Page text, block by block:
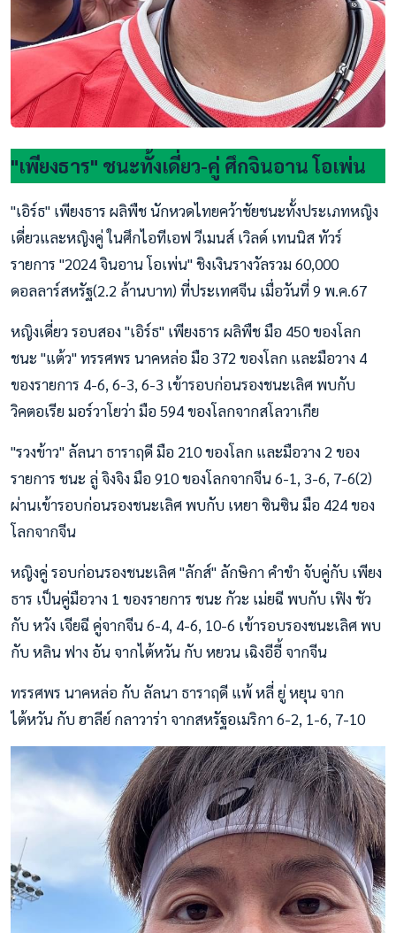
"เพียงธาร" ชนะทั้งเดี่ยว-คู่ ศึกจินอาน โอเพ่น
"เอิร์ธ" เพียงธาร ผลิพืช นักหวดไทยคว้าชัยชนะทั้งประเภทหญิง
เดี่ยวและหญิงคู่ ในศึกไอทีเอฟ วีเมนส์ เวิลด์ เทนนิส ทัวร์
รายการ "2024 จินอาน โอเพ่น" ชิงเงินรางวัลรวม 60,000
ดอลลาร์สหรัฐ(2.2 ล้านบาท) ที่ประเทศจีน เมื่อวันที่ 9 พ.ค.67
หญิงเดี่ยว รอบสอง "เอิร์ธ" เพียงธาร ผลิพืช มือ 450 ของโลก
ชนะ "แต้ว" ทรรศพร นาคหล่อ มือ 372 ของโลก และมือวาง 4
ของรายการ 4-6, 6-3, 6-3 เข้ารอบก่อนรองชนะเลิศ พบกับ
วิคตอเรีย มอร์วาโยว่า มือ 594 ของโลกจากสโลวาเกีย
"รวงข้าว" ลัลนา ธาราฤดี มือ 210 ของโลก และมือวาง 2 ของ
รายการ ชนะ ลู่ จิงจิง มือ 910 ของโลกจากจีน 6-1, 3-6, 7-6(2)
ผ่านเข้ารอบก่อนรองชนะเลิศ พบกับ เหยา ซินซิน มือ 424 ของ
โลกจากจีน
หญิงคู่ รอบก่อนรองชนะเลิศ "ลักส์" ลักษิกา คำขำ จับคู่กับ เพียง
ธาร เป็นคู่มือวาง 1 ของรายการ ชนะ กัวะ เม่ยฉี พบกับ เฟิง ชัว
กับ หวัง เจียฉี คู่จากจีน 6-4, 4-6, 10-6 เข้ารอบรองชนะเลิศ พบ
กับ หลิน ฟาง อัน จากไต้หวัน กับ หยวน เฉิงอีอี้ จากจีน
ทรรศพร นาคหล่อ กับ ลัลนา ธาราฤดี แพ้ หลี่ ยู่ หยุน จาก
ไต้หวัน กับ ฮาลีย์ กลาวาร่า จากสหรัฐอเมริกา 6-2, 1-6, 7-10